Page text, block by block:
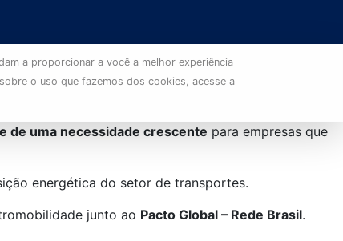
a proporcionar a você a melhor experiência
o uso que fazemos dos cookies, acesse a
de uma necessidade crescente para empresas que
energética do setor de transportes.
junto ao Pacto Global – Rede Brasil.